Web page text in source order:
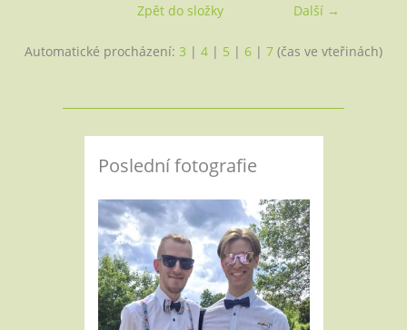
Další →
Zpět do složky
Automatické procházení: 3 | 4 | 5 | 6 | 7 (čas ve vteřinách)
Poslední fotografie